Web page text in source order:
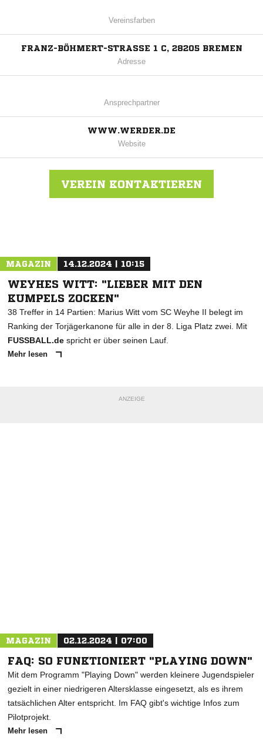
Vereinsfarben
FRANZ-BÖHMERT-STRASSE 1 C, 28205 BREMEN
Adresse
Ansprechpartner
WWW.WERDER.DE
Website
VEREIN KONTAKTIEREN
MAGAZIN 14.12.2024 | 10:15
WEYHES WITT: "LIEBER MIT DEN
KUMPELS ZOCKEN"
38 Treffer in 14 Partien: Marius Witt vom SC Weyhe II belegt im
Ranking der Torjägerkanone für alle in der 8. Liga Platz zwei. Mit
FUSSBALL.de spricht er über seinen Lauf.
Mehr lesen
ANZEIGE
MAGAZIN 02.12.2024 | 07:00
FAQ: SO FUNKTIONIERT "PLAYING DOWN"
Mit dem Programm "Playing Down" werden kleinere Jugendspieler
gezielt in einer niedrigeren Altersklasse eingesetzt, als es ihrem
tatsächlichen Alter entspricht. Im FAQ gibt's wichtige Infos zum
Pilotprojekt.
Mehr lesen